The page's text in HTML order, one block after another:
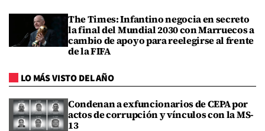
The Times: Infantino negocia en secreto
la final del Mundial 2030 con Marruecos a
cambio de apoyo para reelegirse al frente
de la FIFA
LO MÁS VISTO DEL AÑO
Condenan a exfuncionarios de CEPA por
actos de corrupción y vínculos con la MS-
13